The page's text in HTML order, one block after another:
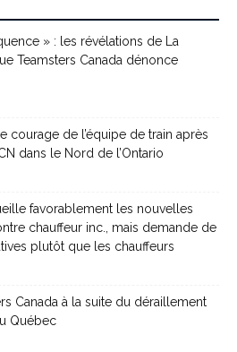
» : les révélations de La
Teamsters Canada dénonce
courage de l’équipe de train après
dans le Nord de l’Ontario
favorablement les nouvelles
chauffeur inc., mais demande de
plutôt que les chauffeurs
Canada à la suite du déraillement
Québec